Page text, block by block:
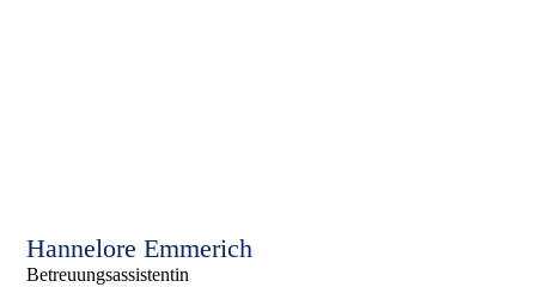
Hannelore Emmerich
Betreuungsassistentin